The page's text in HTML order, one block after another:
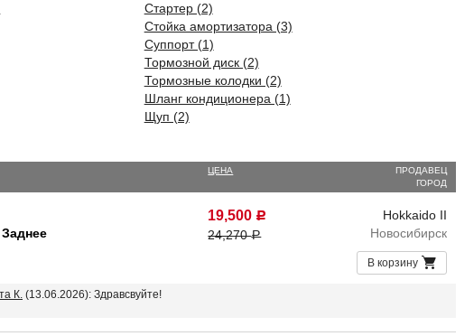
Стартер (2)
Стойка амортизатора (3)
Суппорт (1)
Тормозной диск (2)
Тормозные колодки (2)
Шланг кондиционера (1)
Щуп (2)
ЦЕНА
ПРОДАВЕЦ
ГОРОД
Заднее
19,500 Р
24,270Р
Hokkaido II
Новосибирск
В корзину
К. (13.06.2026): Здравсвуйте!